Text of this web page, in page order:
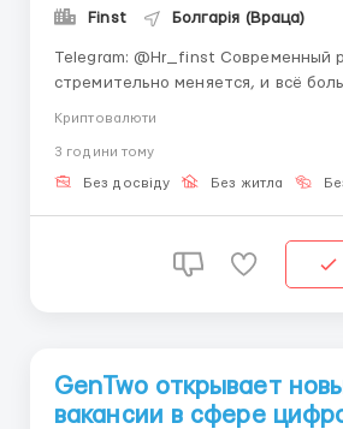
Finst Болгарія (Враца)
Telegram: @Hr_finst Современный рынок труда
стремительно меняется, и всё
направление, которое объединяет
онлайн-сервисы и новые
Криптовалюти
3 години тому
Без досвіду Без житла
GenTwo открывает
вакансии в сфере